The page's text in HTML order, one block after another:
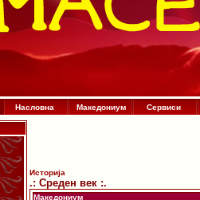
Насловна Македониум Сервиси
Историја
.: Среден век :.
Македониум